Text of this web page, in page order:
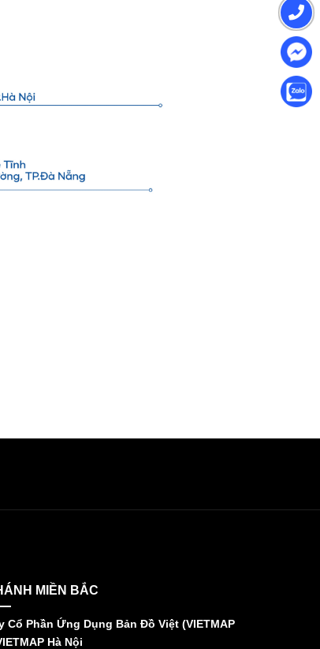
MIỀN BẮC
Cổ Phần Ứng Dụng Bản Đồ Việt (VIETMAP
Hà Nội